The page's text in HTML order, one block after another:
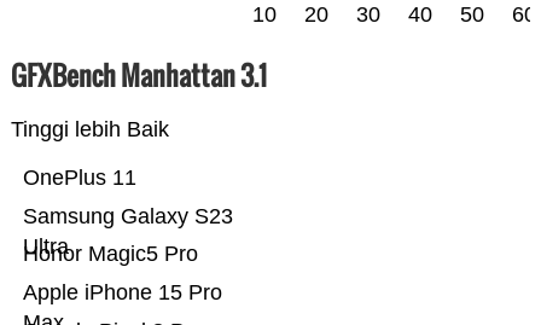
10 20 30 40 50 60
GFXBench Manhattan 3.1
Tinggi lebih Baik
Apple iPhone 15 Pro
Honor Magic5 Pro
Samsung Galaxy S23
Ultra
OnePlus 11